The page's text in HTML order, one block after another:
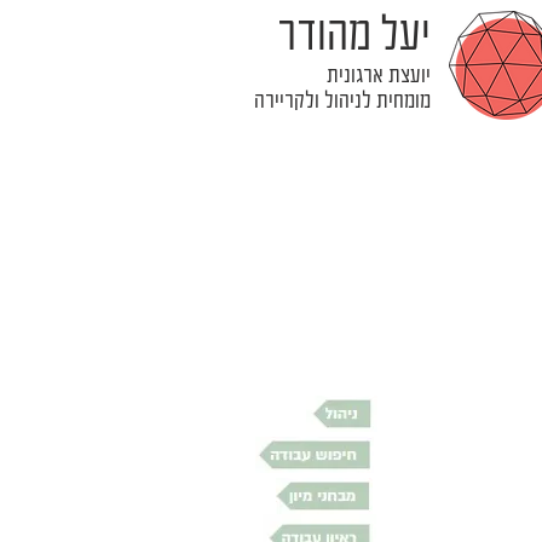
יעל מהודר
יועצת ארגונית
מומחית לניהול ולקריירה